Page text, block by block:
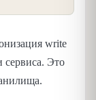
write
сервиса. Это